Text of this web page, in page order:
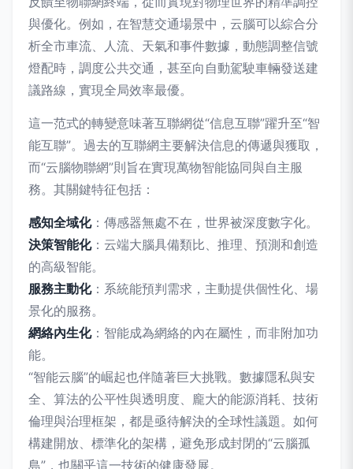
與優化。例如，在智慧交通場景中，云腦可以綜合分
析全市車流、人流、天氣和事件數據，動態調整信號
燈配時，調度公共交通，甚至向自動駕駛車輛發送建
議路線，實現全局效率最優。
這一范式的轉變意味著互聯網從“信息互聯”躍升至“智
能互聯”。過去的互聯網主要解決信息的傳遞與獲取，
而“云腦物聯網”則旨在實現萬物智能協同與自主服
務。其關鍵特征包括：
感知全域化：傳感器無處不在，世界被深度數字化。
決策智能化：云端大腦具備類比、推理、預測和創造
的高級智能。
服務主動化：系統能預判需求，主動提供個性化、場
景化的服務。
網絡內生化：智能成為網絡的內在屬性，而非附加功
能。
“智能云腦”的崛起也伴隨著巨大挑戰。數據隱私與安
全、算法的公平性與透明度、龐大的能源消耗、技術
倫理與治理框架，都是亟待解決的全球性議題。如何
構建開放、標準化的架構，避免形成封閉的“云腦孤
島”，也關乎這一技術的健康發展。